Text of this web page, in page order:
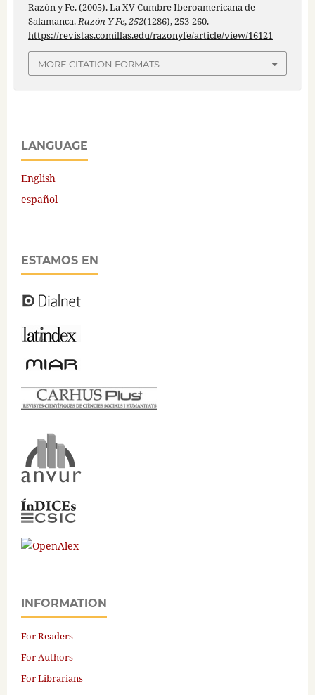
Razón y Fe. (2005). La XV Cumbre Iberoamericana de
Salamanca.Razón Y Fe,252(1286), 253-260.
https://revistas.comillas.edu/razonyfe/article/view/16121
MORE CITATION FORMATS
LANGUAGE
English
español
ESTAMOS EN
INFORMATION
For Readers
For Authors
For Librarians